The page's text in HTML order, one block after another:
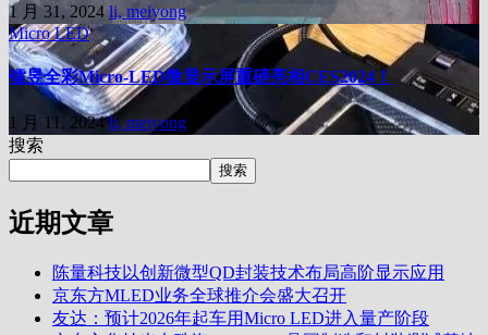
1 月 31, 2024li, meiyong
Micro LED
镭昱全彩Micro-LED微显示屏重磅亮相CES2024！
1 月 11, 2024li, meiyong
搜索
搜索
近期文章
陈量科技以创新微型QD封装技术布局高阶显示应用
京东方MLED业务全球推介会盛大召开
友达：预计2026年起车用Micro LED进入量产阶段